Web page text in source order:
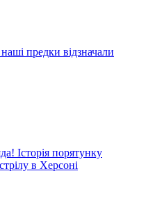
наші предки відзначали
Історія порятунку
в Херсоні